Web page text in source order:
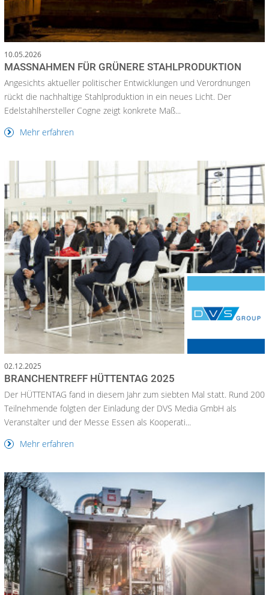
10.05.2026
MASSNAHMEN FÜR GRÜNERE STAHLPRODUKTION
Angesichts aktueller politischer Entwicklungen und Verordnungen
rückt die nachhaltige Stahlproduktion in ein neues Licht. Der
Edelstahlhersteller Cogne zeigt konkrete Maß...
Mehr erfahren
02.12.2025
BRANCHENTREFF HÜTTENTAG 2025
Der HÜTTENTAG fand in diesem Jahr zum siebten Mal statt. Rund 200
Teilnehmende folgten der Einladung der DVS Media GmbH als
Veranstalter und der Messe Essen als Kooperati...
Mehr erfahren